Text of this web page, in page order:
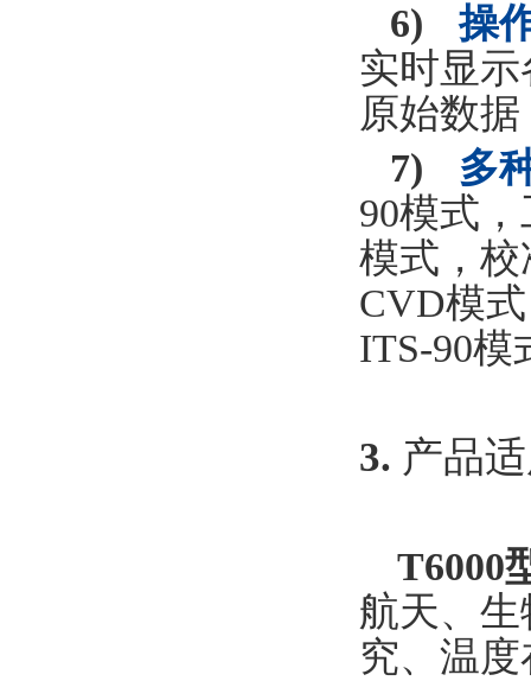
6)
操
实时显示
原始数据
7)
多种
90模式
模式
CVD模式
ITS-90模式
3. 产品
T6000
航天、
究、温